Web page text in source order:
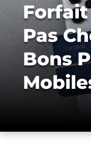
Forfait
Pas
Bons